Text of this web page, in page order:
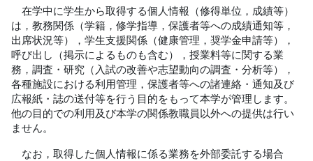
在学中に学生から取得する個人情報（修得単位，成績等）
は，教務関係（学籍，修学指導，保護者等への成績通知等，
出席状況等），学生支援関係（健康管理，奨学金申請等），
呼び出し（掲示によるものも含む），授業料等に関する業
務，調査・研究（入試の改善や志望動向の調査・分析等），
各種施設における利用管理，保護者等への諸連絡・通知及び
広報紙・誌の送付等を行う目的をもって本学が管理します。
他の目的での利用及び本学の関係教職員以外への提供は行い
ません。
なお，取得した個人情報に係る業務を外部委託する場合